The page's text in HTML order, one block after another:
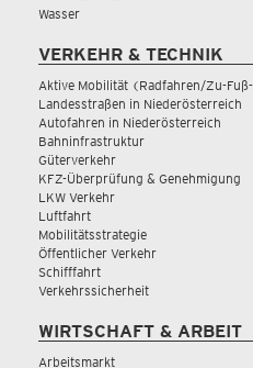
Wasser
VERKEHR & TECHNIK
Aktive Mobilität (Radfahren/Zu-
Landesstraßen in Niederösterreich
Autofahren in Niederösterreich
Bahninfrastruktur
Güterverkehr
KFZ-Überprüfung & Genehmigung
LKW Verkehr
Luftfahrt
Mobilitätsstrategie
Öffentlicher Verkehr
Schifffahrt
Verkehrssicherheit
WIRTSCHAFT & ARBEIT
Arbeitsmarkt